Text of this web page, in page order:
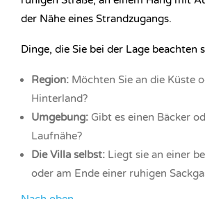
der Nähe eines Strandzugangs.
Dinge, die Sie bei der Lage beachten
Region: Möchten Sie an die Küste
Hinterland?
Umgebung: Gibt es einen Bäcker
Laufnähe?
Die Villa selbst: Liegt sie an einer
oder am Ende einer ruhigen